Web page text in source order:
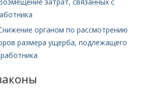
органом по рассмотрению
размера ущерба, подлежащего